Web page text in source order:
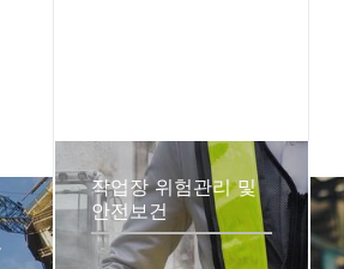
작업장 위험관리 및
안전보건